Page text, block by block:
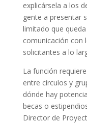
explicársela a los
gente a presentar
limitado que
comunicación con
solicitantes a lo
La función
entre círculos y
dónde hay
becas o
Director de